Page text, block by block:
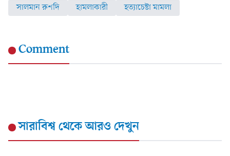
সালমান রুশদি হামলাকারী হত্যাচেষ্টা মামলা
Comment
সারাবিশ্বথেকে আরও দেখুন